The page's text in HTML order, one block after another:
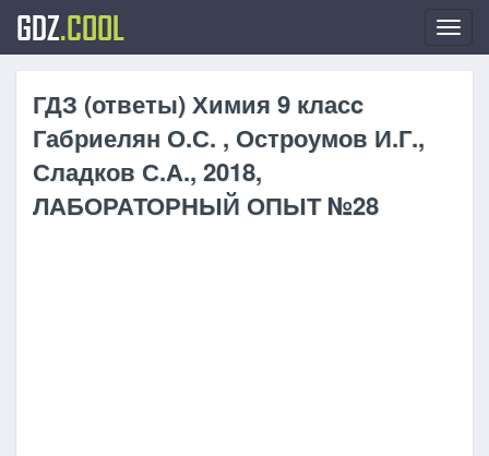
GDZ.COOL
ГДЗ (ответы) Химия 9 класc
Габриелян О.С. , Остроумов И.Г.,
Сладков С.А., 2018,
ЛАБОРАТОРНЫЙ ОПЫТ №28